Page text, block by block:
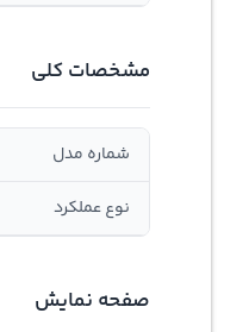
مشخصات کلی
شماره مدل
نوع عملکرد
صفحه نمایش